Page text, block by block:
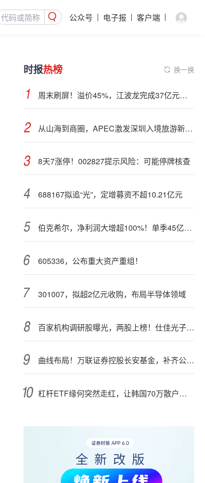
公众号 电子报 客户端
时报热榜 换一换
周末刷屏！溢价45%，江波龙完成37亿元定增事项
从山海到商圈，APEC激发深圳入境旅游新活力
8天7涨停！002827提示风险：可能停牌核查
688167拟追“光”，定增募资不超10.21亿元
伯克希尔，净利润大增超100%！单季45亿美元回购
605336，公布重大资产重组！
301007，拟超2亿元收购，布局半导体领域
百家机构调研股曝光，两股上榜！仕佳光子半年报业绩高增长
曲线布局！万联证券控股长安基金，补齐公募业务关键拼图
杠杆ETF缘何突然走红，让韩国70万散户深陷泥潭？